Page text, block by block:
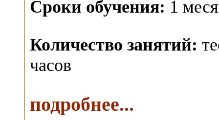
Сроки обучения: 1
Количество занятий:
часов
подробнее...